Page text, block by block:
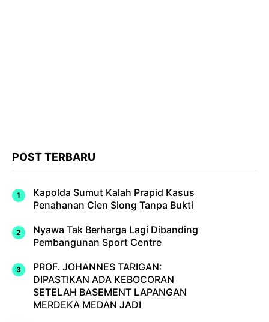
POST TERBARU
Kapolda Sumut Kalah Prapid Kasus
Penahanan Cien Siong Tanpa Bukti
Nyawa Tak Berharga Lagi Dibanding
Pembangunan Sport Centre
PROF. JOHANNES TARIGAN:
DIPASTIKAN ADA KEBOCORAN
SETELAH BASEMENT LAPANGAN
MERDEKA MEDAN JADI